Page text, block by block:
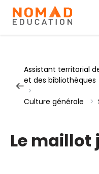
Assistant territorial
et des bibliothèques
>
Culture générale
>
Le maillot